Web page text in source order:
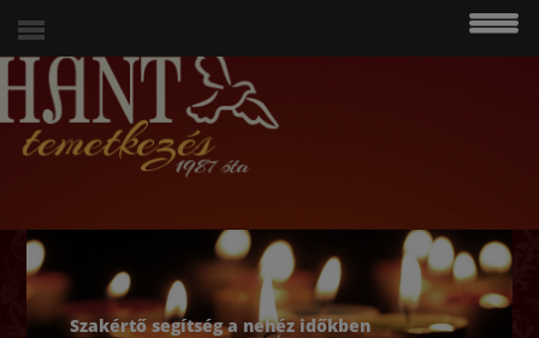
06 (1) 215 4938
Szakértő segítség a nehéz időkben